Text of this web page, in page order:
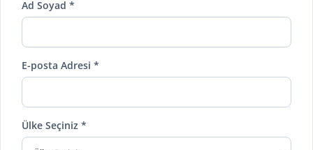
Ad Soyad *
E-posta Adresi *
Ülke Seçiniz *